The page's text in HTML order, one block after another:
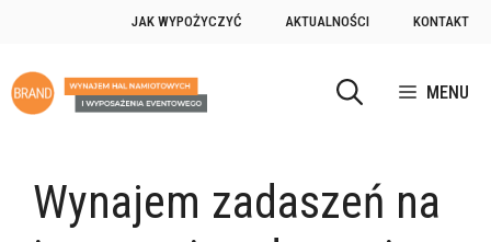
treści
JAK WYPOŻYCZYĆ AKTUALNOŚCI KONTAKT
MENU
Wynajem zadaszeń na